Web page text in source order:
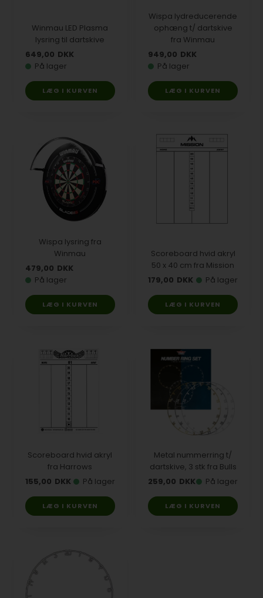
Winmau LED Plasma
lysring til dartskive
649,00 DKK
På lager
Wispa lydreducerende
ophæng t/ dartskive
fra Winmau
949,00 DKK
På lager
Wispa lysring fra
Winmau
479,00 DKK
På lager
Scoreboard hvid akryl
50 x 40 cm fra Mission
179,00 DKK På lager
Scoreboard hvid akryl
fra Harrows
155,00 DKK På lager
Metal nummerring t/
dartskive, 3 stk fra Bulls
259,00 DKK På lager